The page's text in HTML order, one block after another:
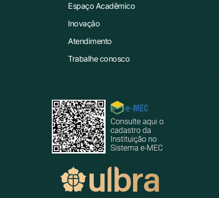
Espaço Acadêmico
Inovação
Atendimento
Trabalhe conosco